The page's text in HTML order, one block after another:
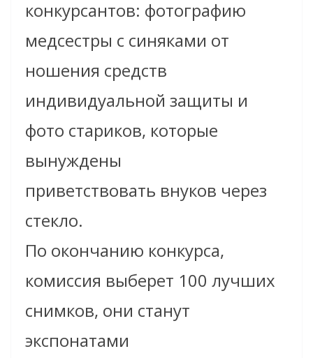
конкурсантов: фотографию
медсестры с синяками от
ношения средств
индивидуальной защиты и
фото стариков, которые
вынуждены
приветствовать внуков через
стекло.
По окончанию конкурса,
комиссия выберет 100 лучших
снимков, они станут
экспонатами